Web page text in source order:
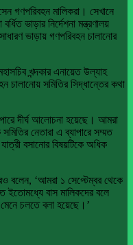
গণপরিবহন মালিকরা। সেখানে
ভাড়ার নির্দেশনা মন্ত্রণালয়
ভাড়ায় গণপরিবহন চালানোর
খন্দকার এনায়েত উল্যাহ
চালানোয় সমিতির সিদ্ধান্তের কথা
দীর্ঘ আলোচনা হয়েছে। আমরা
নেতারা এ ব্যাপারে সম্মত
বসানোর বিষয়টিকে অধিক
বলেন, ‘আমরা ১ সেপ্টেম্বর থেকে
ইতোমধ্যে বাস মালিকদের বলে
মেনে চলতে বলা হয়েছে।’